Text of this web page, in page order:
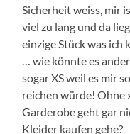
Sicherheit weiss, mir
viel zu lang und da
einzige Stück was ich
… wie könnte es
sogar XS weil es mir
reichen würde! Ohne
Garderobe geht gar
Kleider kaufen gehe?